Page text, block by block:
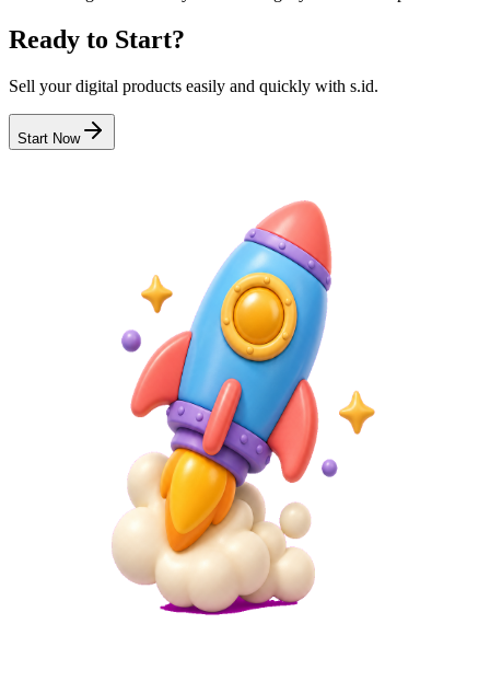
Ready to Start?
Sell your digital products easily and quickly with s.id.
Start Now